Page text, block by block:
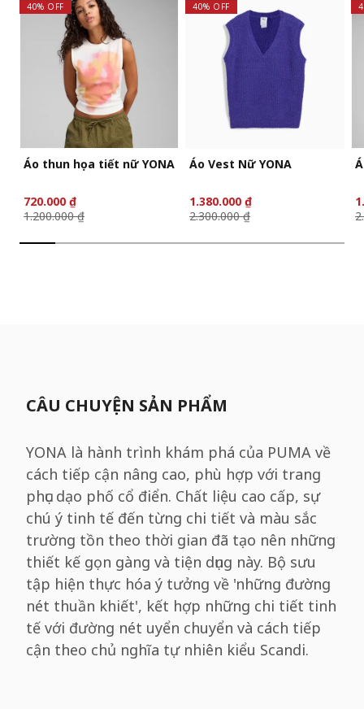
40% OFF
Áo thun họa tiết nữ YONA
720.000 ₫
1.200.000 ₫
40% OFF
Áo Vest Nữ YONA
1.380.000 ₫
2.300.000 ₫
CÂU CHUYỆN SẢN PHẨM
YONA là hành trình khám phá của PUMA về
cách tiếp cận nâng cao, phù hợp với trang
phục dạo phố cổ điển. Chất liệu cao cấp, sự
chú ý tinh tế đến từng chi tiết và màu sắc
trường tồn theo thời gian đã tạo nên những
thiết kế gọn gàng và tiện dụng này. Bộ sưu
tập hiện thực hóa ý tưởng về 'những đường
nét thuần khiết', kết hợp những chi tiết tinh
tế với đường nét uyển chuyển và cách tiếp
cận theo chủ nghĩa tự nhiên kiểu Scandi.